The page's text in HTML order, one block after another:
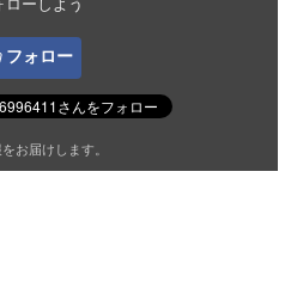
ローしよう
フォロー
お届けします。